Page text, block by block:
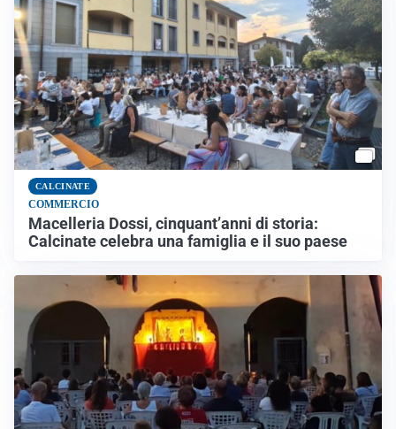
CALCINATE
COMMERCIO
Macelleria Dossi, cinquant’anni di storia:
Calcinate celebra una famiglia e il suo paese